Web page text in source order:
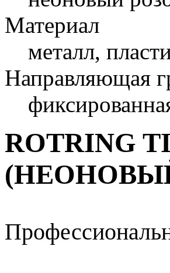
Материал
металл,
Направляющая
ROTRING